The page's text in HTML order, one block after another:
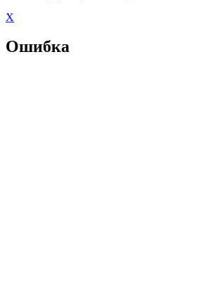
X
Ошибка